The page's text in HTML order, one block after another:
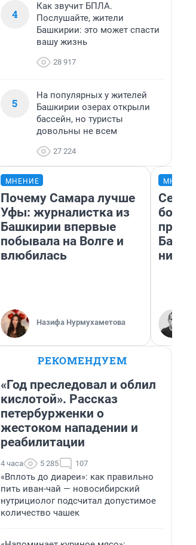
4
Как звучит БПЛА.
Послушайте, жители
Башкирии: это может спасти
вашу жизнь
28 917
5
На популярных у жителей
Башкирии озерах открыли
бассейн, но туристы
довольны не всем
27 224
МНЕНИЕ
Почему Самара лучше
Уфы: журналистка из
Башкирии впервые
побывала на Волге и
влюбилась
Назифа Нурмухаметова
них
РЕКОМЕНДУЕМ
«Год преследовал и облил
кислотой». Рассказ
петербурженки о
жестоком нападении и
реабилитации
4 часа 5 285 107
«Вплоть до диареи»: как правильно
пить иван-чай — новосибирский
нутрициолог подсчитал допустимое
количество чашек